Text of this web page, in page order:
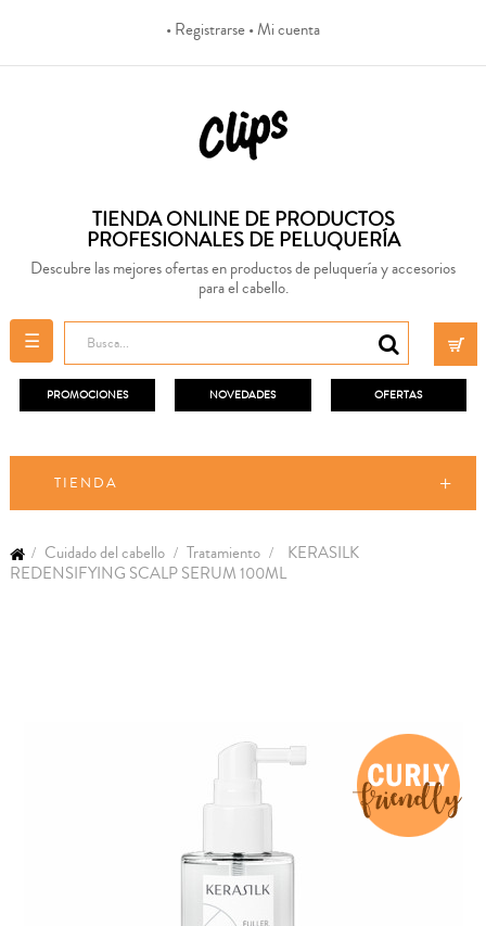
• Registrarse• Mi cuenta
TIENDA ONLINE DE PRODUCTOS
PROFESIONALES DE PELUQUERÍA
Descubre las mejores ofertas en productos de peluquería y accesorios
para el cabello.
Navegación
de
palanca
☰
PROMOCIONES NOVEDADES OFERTAS
TIENDA
Cuidado del cabello Tratamiento
KERASILK
REDENSIFYING SCALP SERUM 100ML